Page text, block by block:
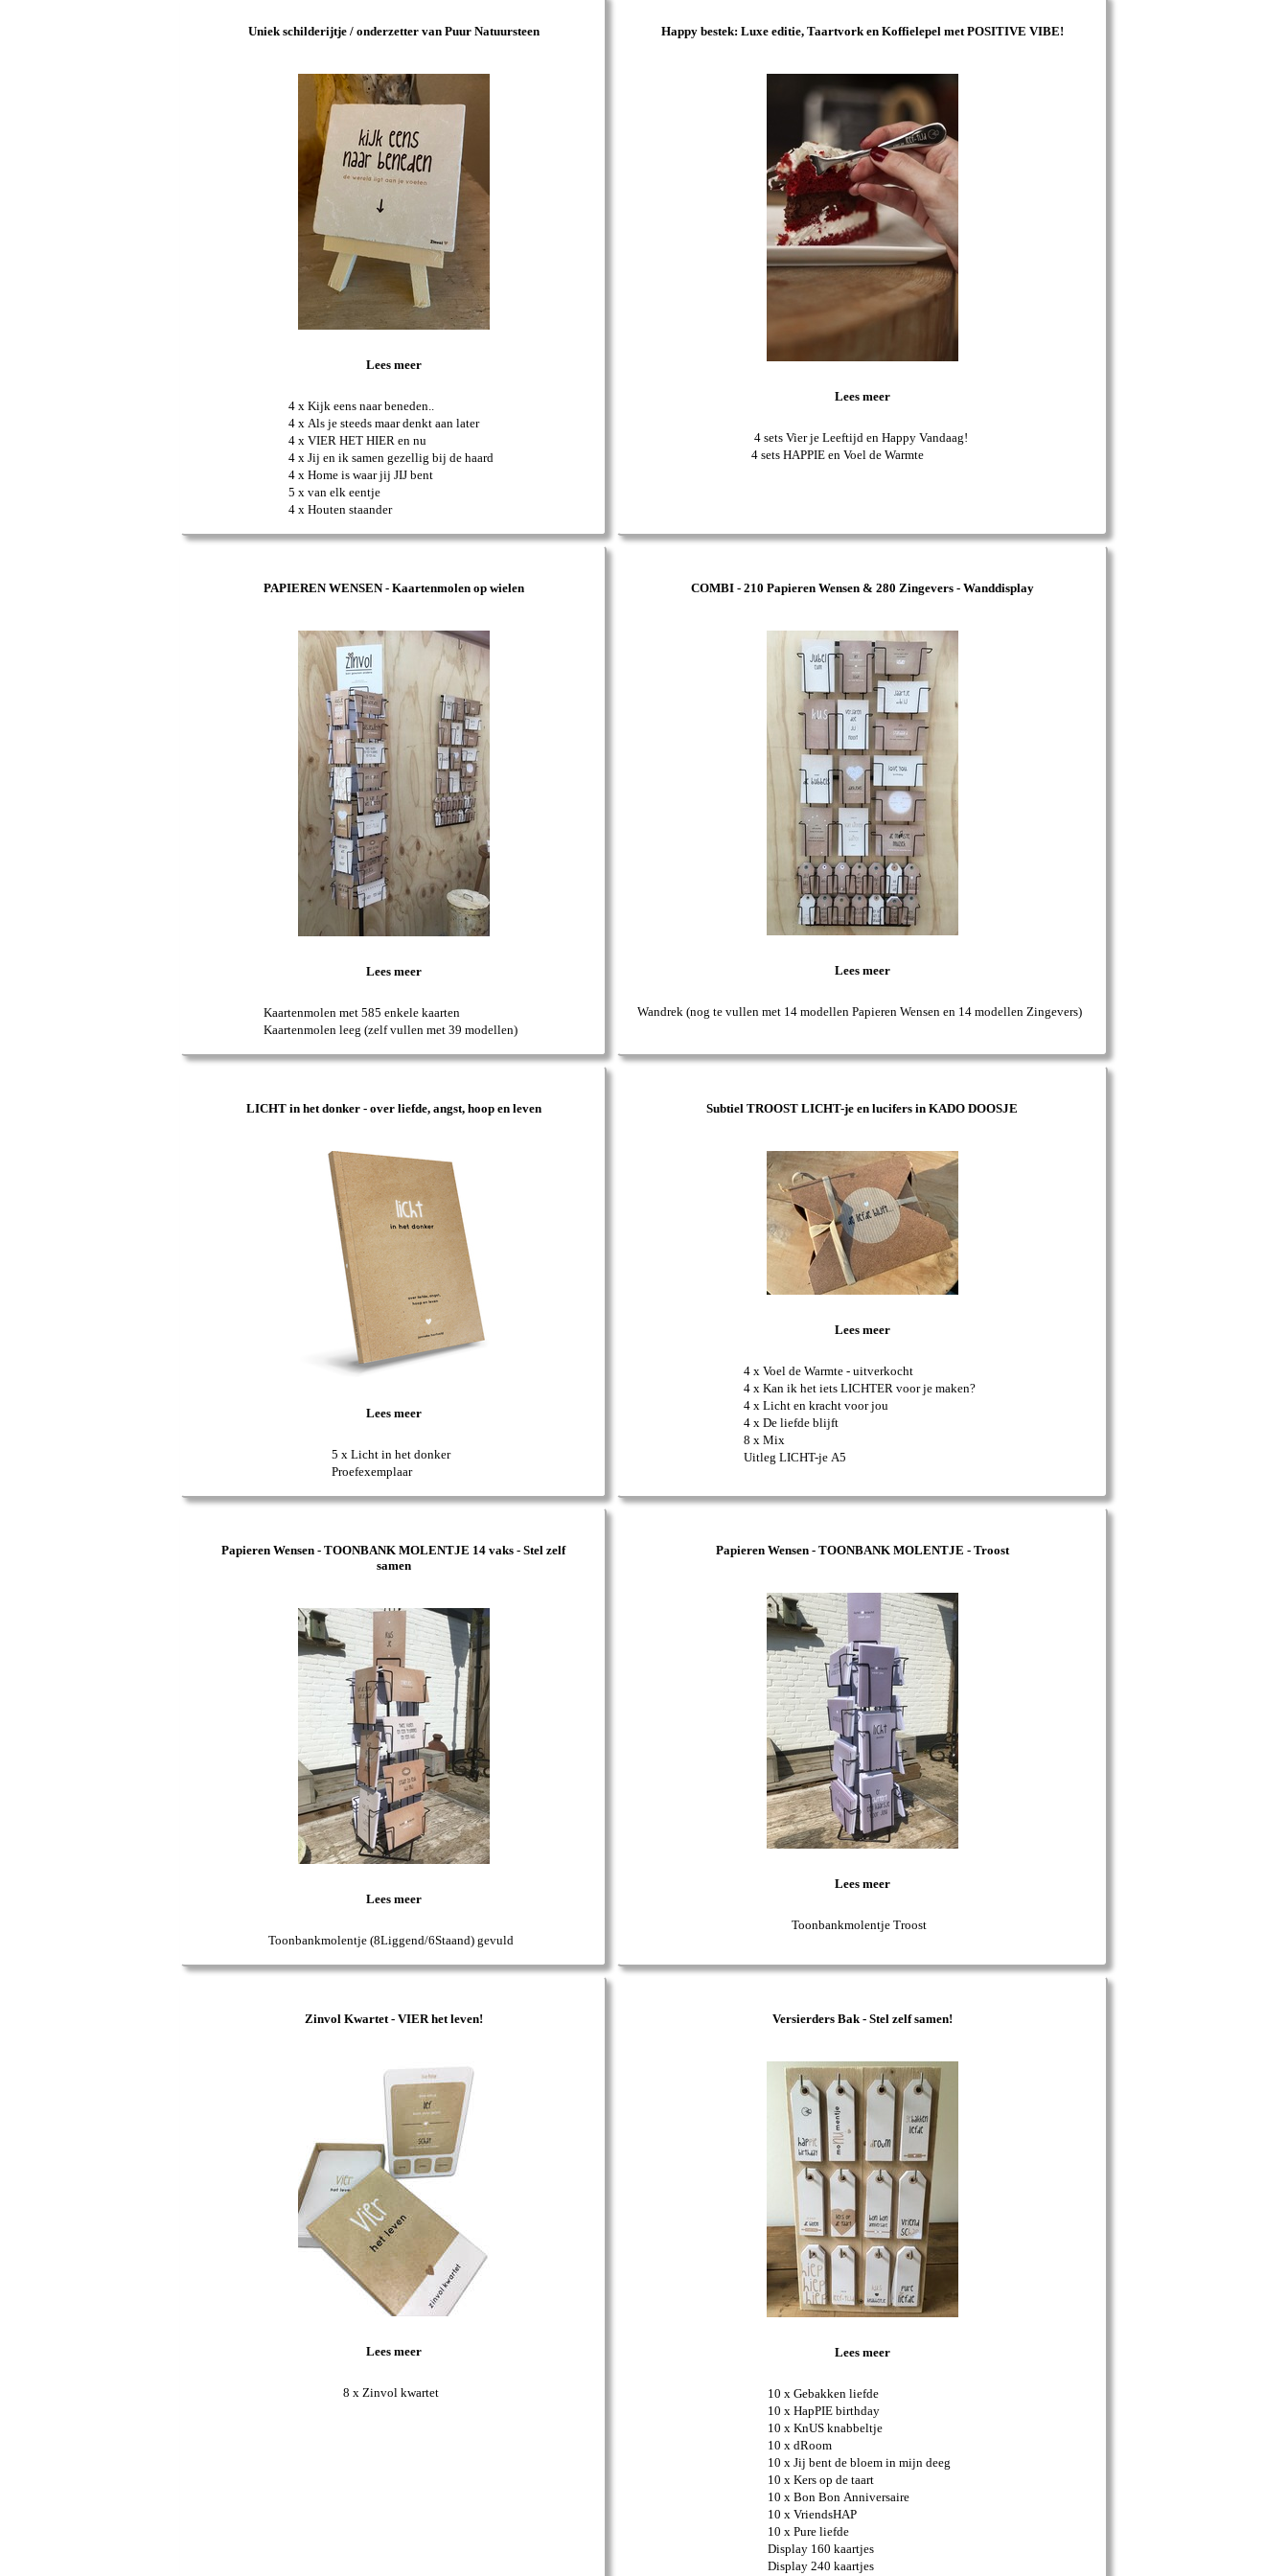
Uniek schilderijtje / onderzetter van Puur Natuursteen
Lees meer
4 x Kijk eens naar beneden..
4 x Als je steeds maar denkt aan later
4 x VIER HET HIER en nu
4 x Jij en ik samen gezellig bij de haard
4 x Home is waar jij JIJ bent
5 x van elk eentje
4 x Houten staander
Happy bestek: Luxe editie, Taartvork en Koffielepel met POSITIVE VIBE!
Lees meer
4 sets Vier je Leeftijd en Happy Vandaag!
4 sets HAPPIE en Voel de Warmte
PAPIEREN WENSEN - Kaartenmolen op wielen
Lees meer
Kaartenmolen met 585 enkele kaarten
Kaartenmolen leeg (zelf vullen met 39 modellen)
COMBI - 210 Papieren Wensen & 280 Zingevers - Wanddisplay
Lees meer
Wandrek (nog te vullen met 14 modellen Papieren Wensen en 14 modellen Zingevers)
LICHT in het donker - over liefde, angst, hoop en leven
Lees meer
5 x Licht in het donker
Proefexemplaar
Subtiel TROOST LICHT-je en lucifers in KADO DOOSJE
Lees meer
4 x Voel de Warmte - uitverkocht
4 x Kan ik het iets LICHTER voor je maken?
4 x Licht en kracht voor jou
4 x De liefde blijft
8 x Mix
Uitleg LICHT-je A5
Papieren Wensen - TOONBANK MOLENTJE 14 vaks - Stel zelf
samen
Lees meer
Toonbankmolentje (8Liggend/6Staand) gevuld
Papieren Wensen - TOONBANK MOLENTJE - Troost
Lees meer
Toonbankmolentje Troost
Zinvol Kwartet - VIER het leven!
Lees meer
8 x Zinvol kwartet
Versierders Bak - Stel zelf samen!
Lees meer
10 x Gebakken liefde
10 x HapPIE birthday
10 x KnUS knabbeltje
10 x dRoom
10 x Jij bent de bloem in mijn deeg
10 x Kers op de taart
10 x Bon Bon Anniversaire
10 x VriendsHAP
10 x Pure liefde
Display 160 kaartjes
Display 240 kaartjes